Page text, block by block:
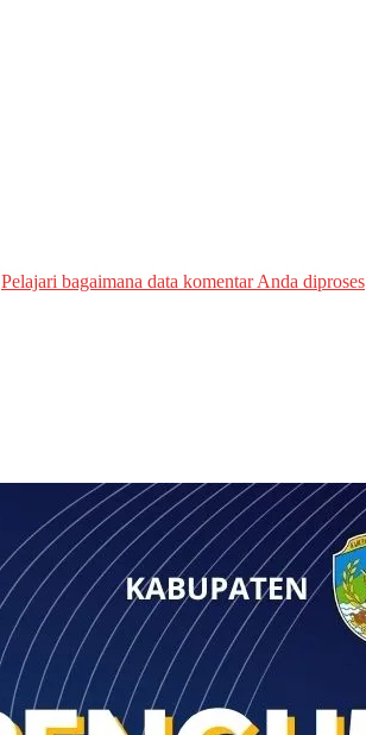
Pelajari bagaimana data komentar Anda diproses